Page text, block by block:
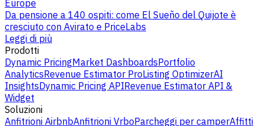
Europe
Da pensione a 140 ospiti: come El Sueño del Quijote è
cresciuto con Avirato e PriceLabs
Leggi di più
Prodotti
Dynamic PricingMarket DashboardsPortfolio
AnalyticsRevenue Estimator ProListing OptimizerAI
InsightsDynamic Pricing APIRevenue Estimator API &
Widget
Soluzioni
Anfitrioni AirbnbAnfitrioni VrboParcheggi per camperAffitti